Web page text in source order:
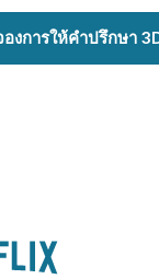
องการให้คำปรึกษา